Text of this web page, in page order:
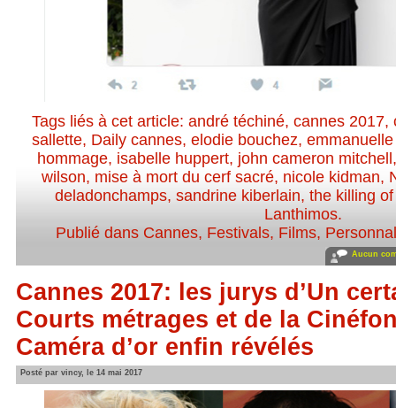
Tags liés à cet article: andré téchiné, cannes 2017,
sallette, Daily cannes, elodie bouchez,
hommage, isabelle huppert, john cameron mitchell
wilson, mise à mort du cerf sacré, nicole kidman,
deladonchamps, sandrine kiberlain, the killing
Lanthimos.
Publié dans Cannes, Festivals, Films,
Aucun
Cannes 2017: les jurys d’Un
Courts métrages et de la
Caméra d’or enfin révélés
Posté par vincy, le 14 mai 2017